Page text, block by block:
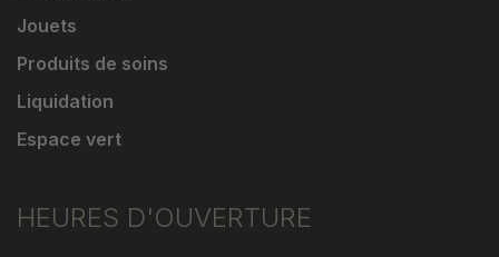
Jouets
Produits de soins
Liquidation
Espace vert
HEURES D'OUVERTURE